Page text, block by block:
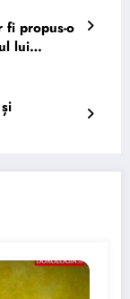
fi propus-o
lui